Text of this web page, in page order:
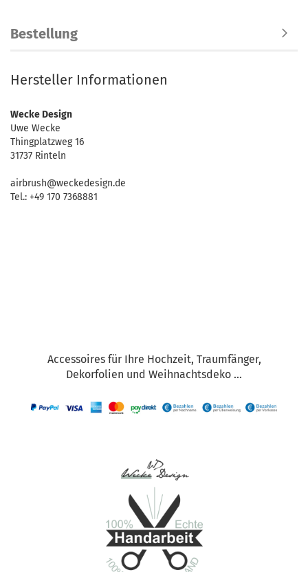
Bestellung
Hersteller Informationen
Wecke Design
Uwe Wecke
Thingplatzweg 16
31737 Rinteln
airbrush@weckedesign.de
Tel.: +49 170 7368881
Accessoires für Ihre Hochzeit, Traumfänger,
Dekorfolien und Weihnachtsdeko ...